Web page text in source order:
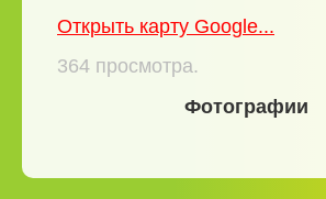
Открыть карту Google...
364 просмотра.
Фотографии